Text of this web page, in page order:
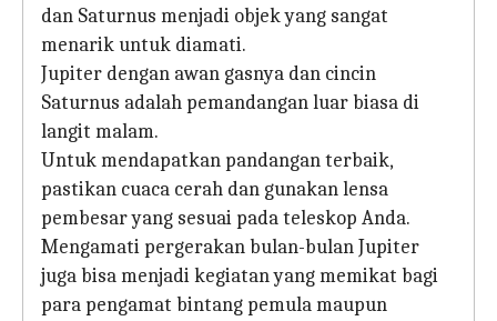
dan Saturnus menjadi objek yang sangat
menarik untuk diamati.
Jupiter dengan awan gasnya dan cincin
Saturnus adalah pemandangan luar biasa di
langit malam.
Untuk mendapatkan pandangan terbaik,
pastikan cuaca cerah dan gunakan lensa
pembesar yang sesuai pada teleskop Anda.
Mengamati pergerakan bulan-bulan Jupiter
juga bisa menjadi kegiatan yang memikat bagi
para pengamat bintang pemula maupun